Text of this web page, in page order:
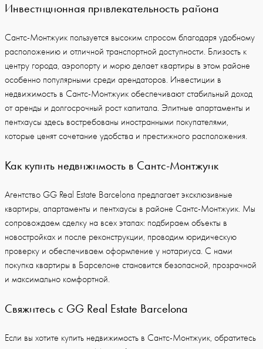
Инвестиционная привлекательность района
Сантс-Монтжуик пользуется высоким спросом благодаря удобному
расположению и отличной транспортной доступности. Близость к
центру города, аэропорту и морю делает квартиры в этом районе
особенно популярными среди арендаторов. Инвестиции в
недвижимость в Сантс-Монтжуик обеспечивают стабильный доход
от аренды и долгосрочный рост капитала. Элитные апартаменты и
пентхаусы здесь востребованы иностранными покупателями,
которые ценят сочетание удобства и престижного расположения.
Как купить недвижимость в Сантс-Монтжуик
Агентство GG Real Estate Barcelona предлагает эксклюзивные
квартиры, апартаменты и пентхаусы в районе Сантс-Монтжуик. Мы
сопровождаем сделку на всех этапах: подбираем объекты в
новостройках и после реконструкции, проводим юридическую
проверку и обеспечиваем оформление у нотариуса. С нами
покупка квартиры в Барселоне становится безопасной, прозрачной
и максимально комфортной.
Свяжитесь с GG Real Estate Barcelona
Если вы хотите купить недвижимость в Сантс-Монтжуик, обратитесь